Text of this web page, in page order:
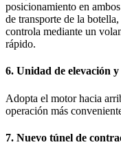
posicionamiento en
de transporte de la
controla mediante un
rápido.
6. Unidad de elevación
Adopta el motor hacia
operación más
7. Nuevo túnel de